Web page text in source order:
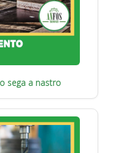
sega a nastro